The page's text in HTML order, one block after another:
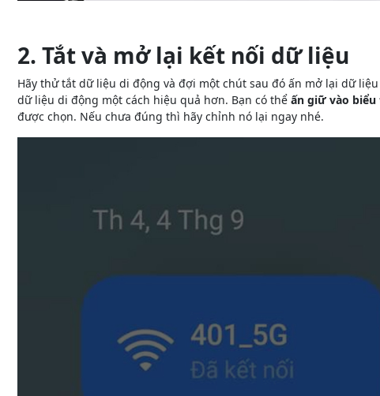
2. Tắt và mở lại kết nối dữ liệu
Hãy thử tắt dữ liệu di động và đợi một chút sau đó ấn mở lại dữ
dữ liệu di động một cách hiệu quả hơn. Bạn có thể ấn giữ vào
được chọn. Nếu chưa đúng thì hãy chỉnh nó lại ngay nhé.